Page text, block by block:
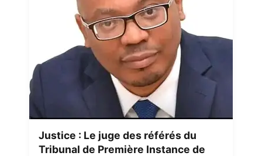
Justice : Le juge des référés du
Tribunal de Première Instance de